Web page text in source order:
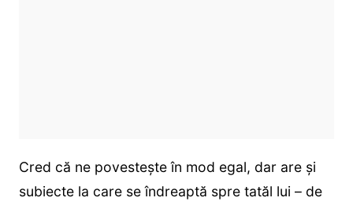
Cred că ne povestește în mod egal, dar are și
subiecte la care se îndreaptă spre tatăl lui – de